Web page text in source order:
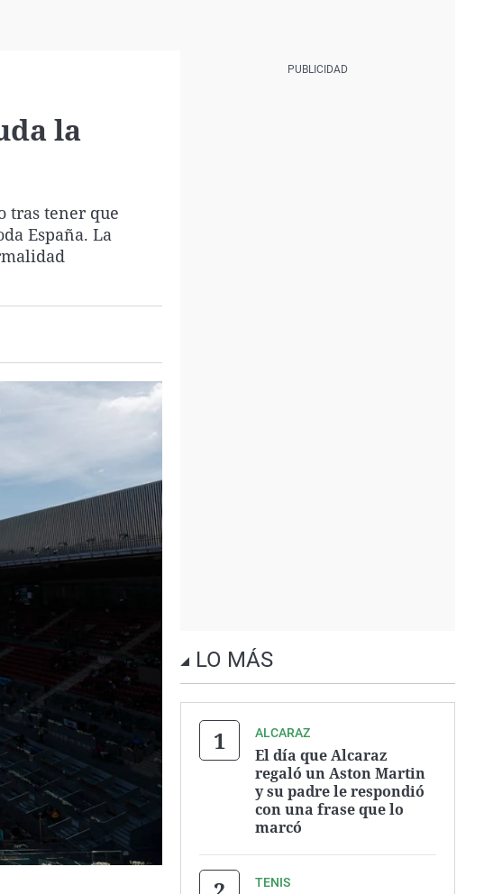
la
tras tener que
España. La
LO MÁS
ALCARAZ
El día que Alcaraz
regaló un Aston Martin
y su padre le respondió
con una frase que lo
marcó
TENIS